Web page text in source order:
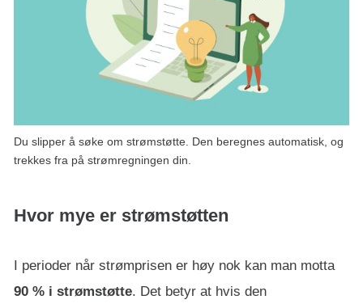
Du slipper å søke om strømstøtte. Den beregnes automatisk, og
trekkes fra på strømregningen din.
Hvor mye er strømstøtten
I perioder når strømprisen er høy nok kan man motta
90 % i strømstøtte. Det betyr at hvis den